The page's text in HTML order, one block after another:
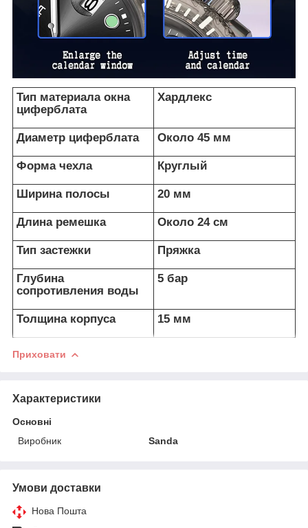
Тип материала окна
циферблата
Хардлекс
Диаметр циферблата Около 45 мм
Форма чехла Круглый
Ширина полосы 20 мм
Длина ремешка Около 24 см
Тип застежки Пряжка
Глубина
сопротивления воды
5 бар
Толщина корпуса 15 мм
Приховати
Характеристики
Основні
Виробник
Sanda
Умови доставки
Нова Пошта